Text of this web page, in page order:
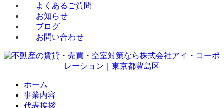
よくあるご質問
お知らせ
ブログ
お問い合わせ
ホーム
事業内容
代表挨拶